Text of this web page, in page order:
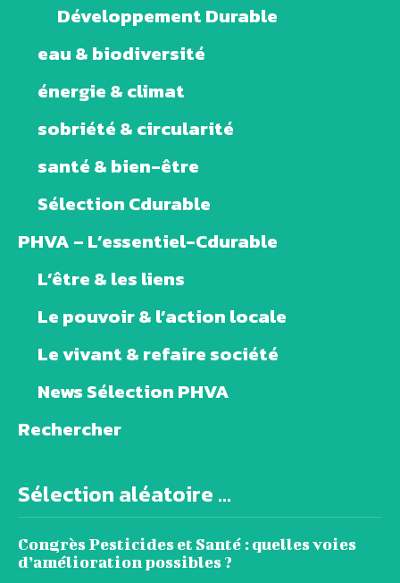
Développement Durable
eau & biodiversité
énergie & climat
sobriété & circularité
santé & bien-être
Sélection Cdurable
PHVA – L’essentiel-Cdurable
L’être & les liens
Le pouvoir & l’action locale
Le vivant & refaire société
News Sélection PHVA
Rechercher
Sélection aléatoire ...
Congrès Pesticides et Santé : quelles voies
d’amélioration possibles ?